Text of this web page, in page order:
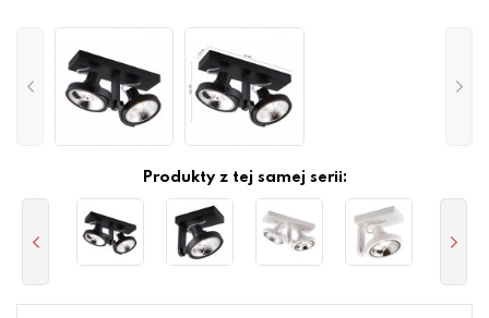
Produkty z tej samej serii: